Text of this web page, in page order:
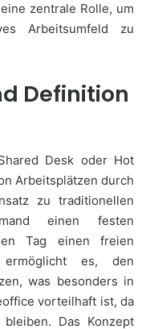
zentrale Rolle, um
Arbeitsumfeld zu
Definition
Desk oder Hot
Arbeitsplätzen durch
zu traditionellen
einen festen
Tag einen freien
ermöglicht es, den
was besonders in
vorteilhaft ist, da
Das Konzept